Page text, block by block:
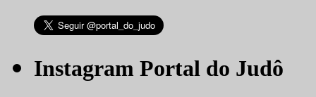
Instagram Portal do Judô